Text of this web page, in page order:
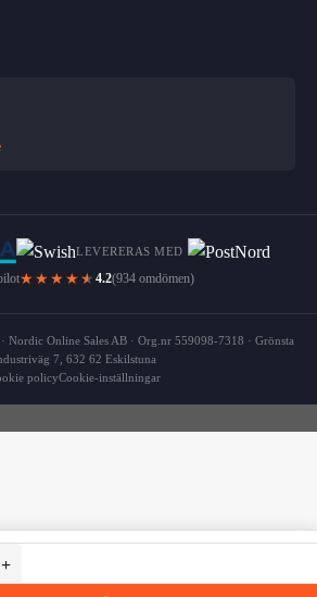
LEVERERAS MED
★★★★ ★ 4.2(934 omdömen)
Nordic Online Sales AB · Org.nr 559098-7318 · Grönsta
7, 632 62 Eskilstuna
policyCookie-inställningar
S9 Plus Mobilskal Svart Läder Skinn
S9 Plus Mobilskal Svart Läder Skinn